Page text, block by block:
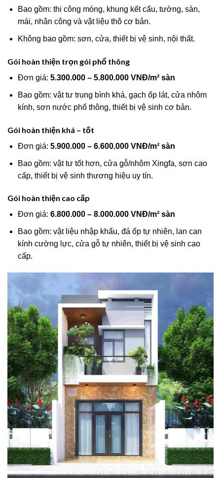
Bao gồm: thi công móng, khung kết cấu, tường, sàn,
mái, nhân công và vật liệu thô cơ bản.
Không bao gồm: sơn, cửa, thiết bị vệ sinh, nội thất.
Gói hoàn thiện trọn gói phổ thông
Đơn giá: 5.300.000 – 5.800.000 VNĐ/m² sàn
Bao gồm: vật tư trung bình khá, gạch ốp lát, cửa nhôm
kính, sơn nước phổ thông, thiết bị vệ sinh cơ bản.
Gói hoàn thiện khá – tốt
Đơn giá: 5.900.000 – 6.600.000 VNĐ/m² sàn
Bao gồm: vật tư tốt hơn, cửa gỗ/nhôm Xingfa, sơn cao
cấp, thiết bị vệ sinh thương hiệu uy tín.
Gói hoàn thiện cao cấp
Đơn giá: 6.800.000 – 8.000.000 VNĐ/m² sàn
Bao gồm: vật liệu nhập khẩu, đá ốp tự nhiên, lan can
kính cường lực, cửa gỗ tự nhiên, thiết bị vệ sinh cao
cấp.